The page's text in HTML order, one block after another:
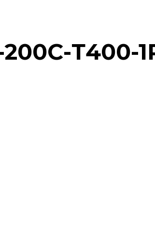
Т400-